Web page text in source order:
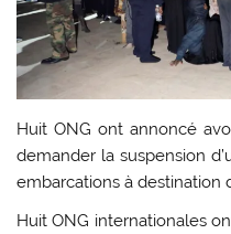
Huit ONG ont annoncé
demander la suspension
embarcations à destination
Huit ONG internationales